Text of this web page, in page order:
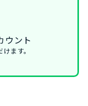
ウント
ます。